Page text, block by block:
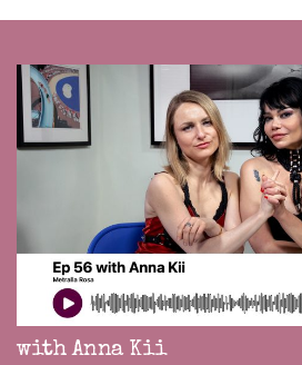
with Anna Kii